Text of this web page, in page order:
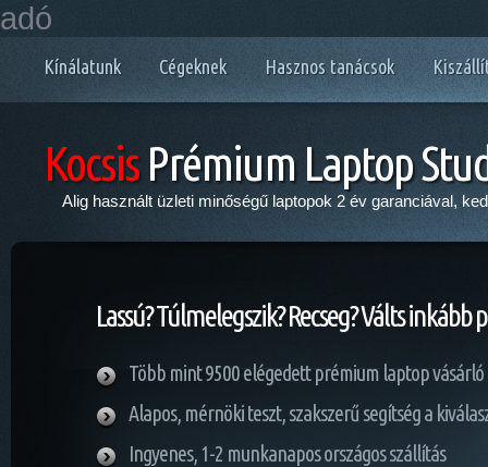
adó
Kínálatunk Cégeknek Hasznos tanácsok
KocsisPrémium Laptop
Alig használt üzleti minőségű laptopok 2 év garanciával,
Lassú? Túlmelegszik? Recseg? Válts inkább
Több mint 9500 elégedett prémium laptop vásárló
Alapos, mérnöki teszt, szakszerű segítség a
Ingyenes, 1-2 munkanapos országos szállítás